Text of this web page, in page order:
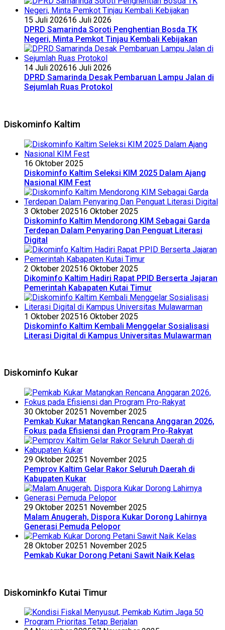
15 Juli 202616 Juli 2026
DPRD Samarinda Soroti Penghentian Bosda TK
Negeri, Minta Pemkot Tinjau Kembali Kebijakan
14 Juli 202616 Juli 2026
DPRD Samarinda Desak Pembaruan Lampu Jalan di
Sejumlah Ruas Protokol
Diskominfo Kaltim
16 Oktober 2025
Diskominfo Kaltim Seleksi KIM 2025 Dalam Ajang
Nasional KIM Fest
3 Oktober 202516 Oktober 2025
Diskominfo Kaltim Mendorong KIM Sebagai Garda
Terdepan Dalam Penyaring Dan Penguat Literasi
Digital
2 Oktober 202516 Oktober 2025
Dikominfo Kaltim Hadiri Rapat PPID Berserta Jajaran
Pemerintah Kabapaten Kutai Timur
1 Oktober 202516 Oktober 2025
Diskominfo Kaltim Kembali Menggelar Sosialisasi
Literasi Digital di Kampus Universitas Mulawarman
Diskominfo Kukar
30 Oktober 20251 November 2025
Pemkab Kukar Matangkan Rencana Anggaran 2026,
Fokus pada Efisiensi dan Program Pro-Rakyat
29 Oktober 20251 November 2025
Pemprov Kaltim Gelar Rakor Seluruh Daerah di
Kabupaten Kukar
29 Oktober 20251 November 2025
Malam Anugerah, Dispora Kukar Dorong Lahirnya
Generasi Pemuda Pelopor
28 Oktober 20251 November 2025
Pemkab Kukar Dorong Petani Sawit Naik Kelas
Diskominkfo Kutai Timur